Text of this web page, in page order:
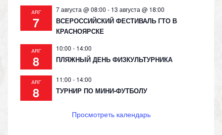
АВГ
7
7 августа @ 08:00 - 13 августа @ 18:00
ВСЕРОССИЙСКИЙ ФЕСТИВАЛЬ ГТО В
КРАСНОЯРСКЕ
АВГ
8
10:00 - 14:00
ПЛЯЖНЫЙ ДЕНЬ ФИЗКУЛЬТУРНИКА
АВГ
8
11:00 - 14:00
ТУРНИР ПО МИНИ-ФУТБОЛУ
Просмотреть календарь